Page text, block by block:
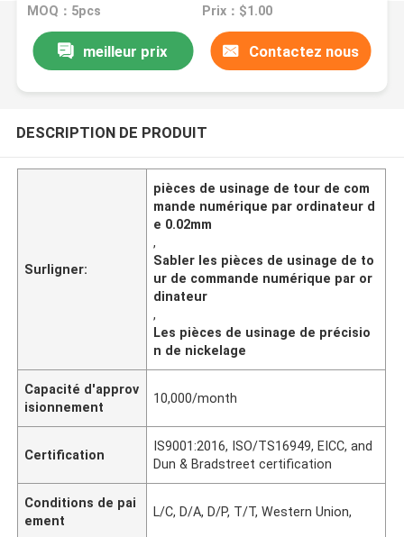
machines/ordinateur
MOQ：5pcs Prix：$1.00
meilleur prix Contactez nous
DESCRIPTION DE PRODUIT
Surligner:
pièces de usinage de tour de com
mande numérique par ordinateur d
e 0.02mm
,
Sabler les pièces de usinage de to
ur de commande numérique par or
dinateur
,
Les pièces de usinage de précisio
n de nickelage
Capacité d'approv
isionnement
10,000/month
Certification
IS9001:2016, ISO/TS16949, EICC, and
Dun & Bradstreet certification
Conditions de pai
ement
L/C, D/A, D/P, T/T, Western Union,